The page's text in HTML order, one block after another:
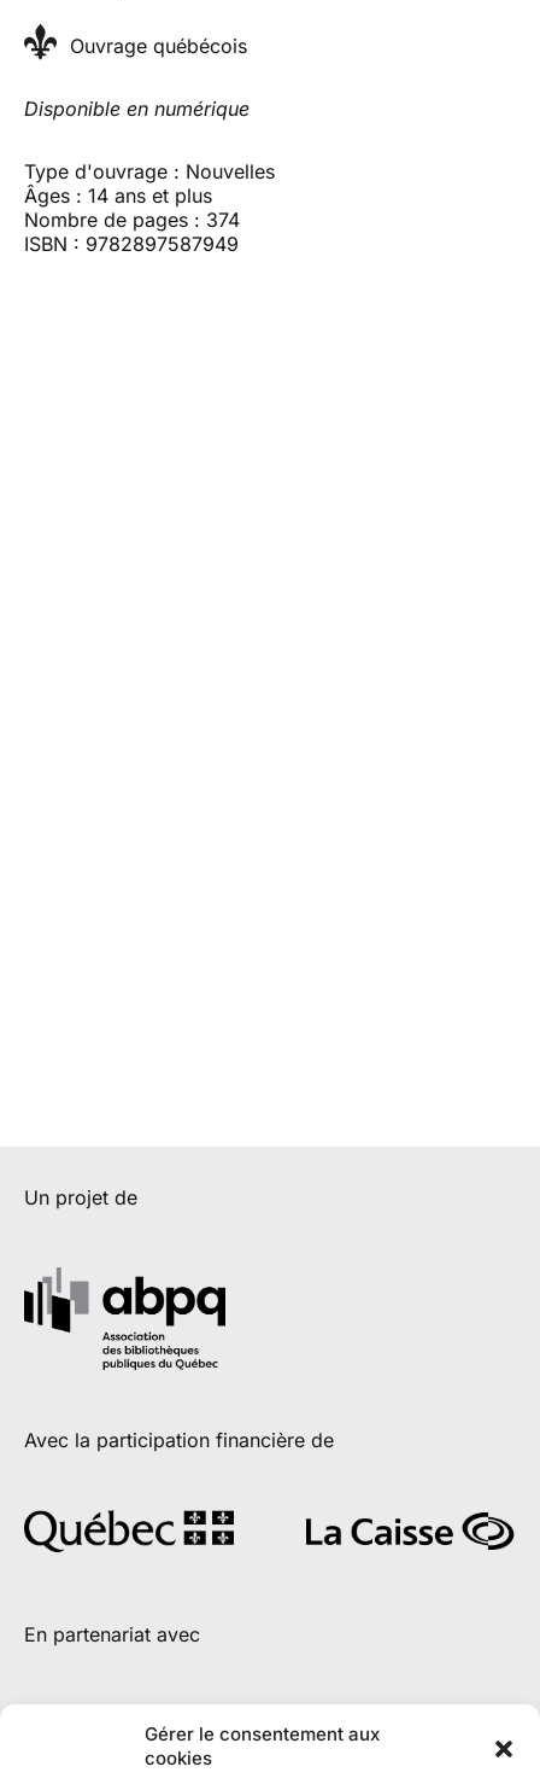
Gérer le consentement aux
cookies
Ouvrage québécois
Disponible en numérique
Type d'ouvrage : Nouvelles
Âges : 14 ans et plus
Nombre de pages : 374
ISBN : 9782897587949
Un projet de
Avec la participation financière de
En partenariat avec